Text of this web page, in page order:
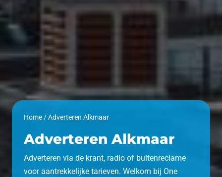
Home/Adverteren Alkmaar
Adverteren Alkmaar
Adverteren via de krant, radio of buitenreclame
voor aantrekkelijke tarieven. Welkom bij One